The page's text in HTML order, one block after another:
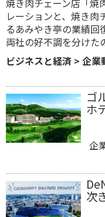
焼き肉チェーン店「焼
レーションと、焼き肉
るあみやき亭の業績回
両社の好不調を分けた
ビジネスと経済 > 企業
ゴ
ホ
企
次